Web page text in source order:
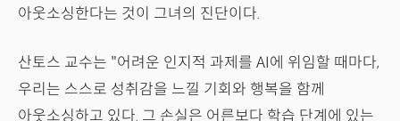
아웃소싱한다는 것이 그녀의 진단이다.
산토스 교수는 "어려운 인지적 과제를 AI에 위임할 때마다,
우리는 스스로 성취감을 느낄 기회와 행복을 함께
아웃소싱하고 있다. 그 손실은 어른보다 학습 단계에 있는